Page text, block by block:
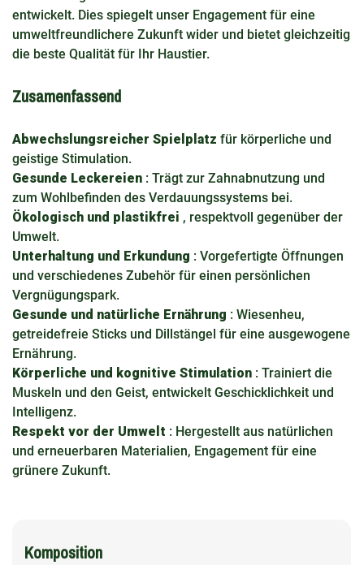
entwickelt. Dies spiegelt unser Engagement für eine
umweltfreundlichere Zukunft wider und bietet gleichzeitig
die beste Qualität für Ihr Haustier.
Zusamenfassend
Abwechslungsreicher Spielplatz für körperliche und
geistige Stimulation.
Gesunde Leckereien : Trägt zur Zahnabnutzung und
zum Wohlbefinden des Verdauungssystems bei.
Ökologisch und plastikfrei , respektvoll gegenüber der
Umwelt.
Unterhaltung und Erkundung : Vorgefertigte Öffnungen
und verschiedenes Zubehör für einen persönlichen
Vergnügungspark.
Gesunde und natürliche Ernährung : Wiesenheu,
getreidefreie Sticks und Dillstängel für eine ausgewogene
Ernährung.
Körperliche und kognitive Stimulation : Trainiert die
Muskeln und den Geist, entwickelt Geschicklichkeit und
Intelligenz.
Respekt vor der Umwelt : Hergestellt aus natürlichen
und erneuerbaren Materialien, Engagement für eine
grünere Zukunft.
Komposition